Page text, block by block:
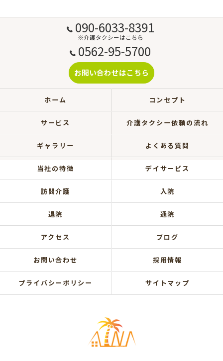
090-6033-8391
※介護タクシーはこちら
0562-95-5700
お問い合わせはこちら
ホーム コンセプト
サービス 介護タクシー依頼の流れ
ギャラリー よくある質問
当社の特徴 デイサービス
訪問介護 入院
退院 通院
アクセス ブログ
お問い合わせ 採用情報
プライバシーポリシー サイトマップ